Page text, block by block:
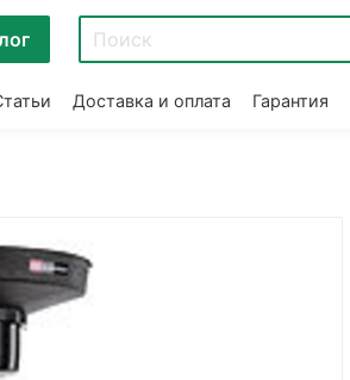
Доставка и оплата Гарантия